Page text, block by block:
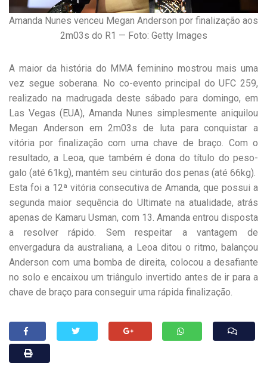
Amanda Nunes venceu Megan Anderson por finalização aos
2m03s do R1 — Foto: Getty Images
A maior da história do MMA feminino mostrou mais uma
vez segue soberana. No co-evento principal do UFC 259,
realizado na madrugada deste sábado para domingo, em
Las Vegas (EUA), Amanda Nunes simplesmente aniquilou
Megan Anderson em 2m03s de luta para conquistar a
vitória por finalização com uma chave de braço. Com o
resultado, a Leoa, que também é dona do título do peso-
galo (até 61kg), mantém seu cinturão dos penas (até 66kg).
Esta foi a 12ª vitória consecutiva de Amanda, que possui a
segunda maior sequência do Ultimate na atualidade, atrás
apenas de Kamaru Usman, com 13. Amanda entrou disposta
a resolver rápido. Sem respeitar a vantagem de
envergadura da australiana, a Leoa ditou o ritmo, balançou
Anderson com uma bomba de direita, colocou a desafiante
no solo e encaixou um triângulo invertido antes de ir para a
chave de braço para conseguir uma rápida finalização.